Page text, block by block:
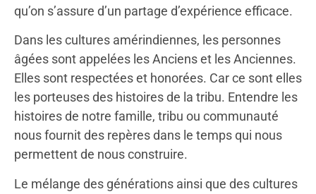
qu’on s’assure d’un partage d’expérience efficace.
Dans les cultures amérindiennes, les personnes
âgées sont appelées les Anciens et les Anciennes.
Elles sont respectées et honorées. Car ce sont elles
les porteuses des histoires de la tribu. Entendre les
histoires de notre famille, tribu ou communauté
nous fournit des repères dans le temps qui nous
permettent de nous construire.
Le mélange des générations ainsi que des cultures